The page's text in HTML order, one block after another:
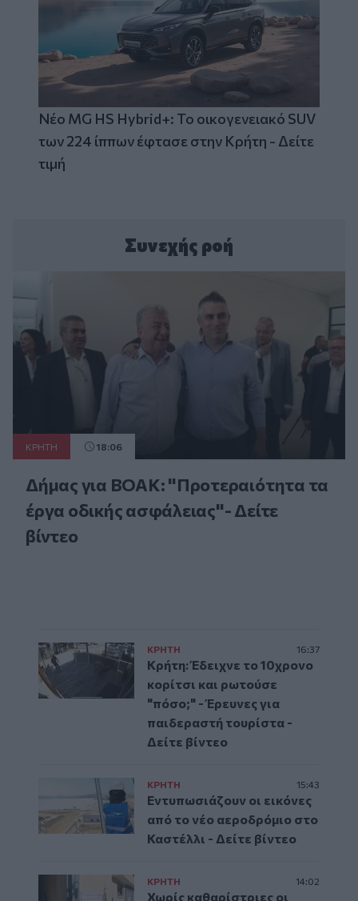
Νέο MG HS Hybrid+: Το οικογενειακό SUV
των 224 ίππων έφτασε στην Κρήτη - Δείτε
τιμή
Συνεχής ροή
ΚΡΗΤΗ 18:06
Δήμας για ΒΟΑΚ: "Προτεραιότητα τα
έργα οδικής ασφάλειας"- Δείτε
βίντεο
ΚΡΗΤΗ 16:37
Κρήτη: Έδειχνε το 10χρονο
κορίτσι και ρωτούσε
"πόσο;" - Έρευνες για
παιδεραστή τουρίστα -
Δείτε βίντεο
ΚΡΗΤΗ 15:43
Εντυπωσιάζουν οι εικόνες
από το νέο αεροδρόμιο στο
Καστέλλι - Δείτε βίντεο
ΚΡΗΤΗ 14:02
Χωρίς καθαρίστριες οι